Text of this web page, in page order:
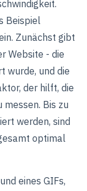
Beispiel
Zunächst gibt
Website - die
wurde, und die
der hilft, die
messen. Bis zu
werden, sind
optimal
eines GIFs,